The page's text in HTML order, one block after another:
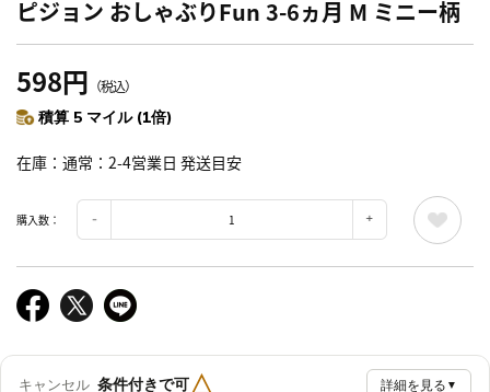
ピジョン おしゃぶりFun 3-6ヵ月 M ミニー柄
598円 （税込）
積算 5 マイル (1倍)
在庫 通常：2-4営業日 発送目安
購入数：
キャンセル 条件付きで可△ 詳細を見る ▼